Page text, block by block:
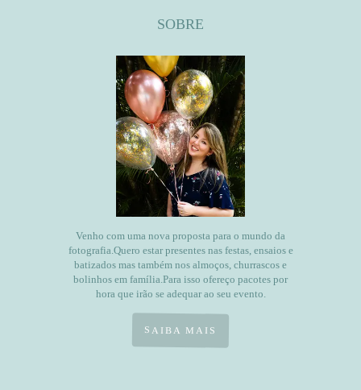
SOBRE
Venho com uma nova proposta para o mundo da
fotografia.Quero estar presentes nas festas, ensaios e
batizados mas também nos almoços, churrascos e
bolinhos em família.Para isso ofereço pacotes por
hora que irão se adequar ao seu evento.
SAIBA MAIS